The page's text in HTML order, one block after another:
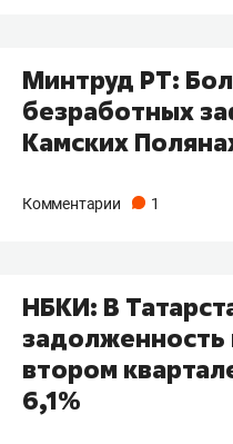
Минтруд РТ:
безработных
Камских
Комментарии 1
НБКИ: В
втором
6,1%